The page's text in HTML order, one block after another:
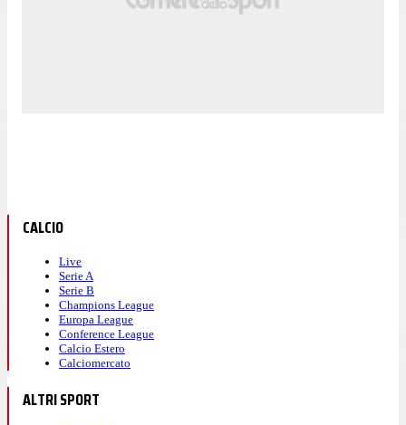
CALCIO
Live
Serie A
Serie B
Champions League
Europa League
Conference League
Calcio Estero
Calciomercato
ALTRI SPORT